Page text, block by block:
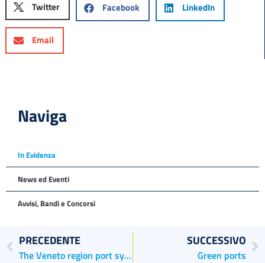
Twitter Facebook LinkedIn
Email
Naviga
In Evidenza
News ed Eventi
Avvisi, Bandi e Concorsi
PRECEDENTE
The Veneto region port system in Europe
SUCCESSIVO
Green ports